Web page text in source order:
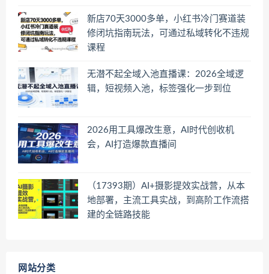
新店70天3000多单，小红书冷门赛道装
修闭坑指南玩法，可通过私域转化不违规
课程
无潜不起全域入池直播课：2026全域逻
辑，短视频入池，标签强化一步到位
2026用工具爆改生意，AI时代创收机
会，AI打造爆款直播间
（17393期）AI+摄影提效实战营，从本
地部署，主流工具实战，到高阶工作流搭
建的全链路技能
网站分类